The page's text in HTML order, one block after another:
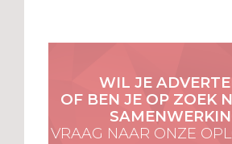
WIL JE
OF BEN JE OP ZOEK
VRAAG NAAR ONZE